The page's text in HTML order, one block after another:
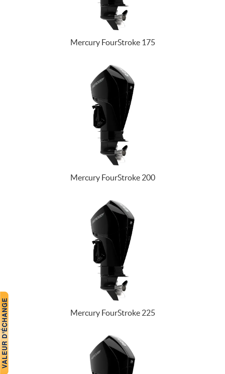
Mercury FourStroke 175
Mercury FourStroke 200
Mercury FourStroke 225